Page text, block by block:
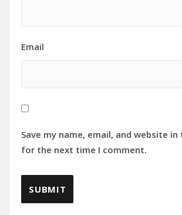
Email
Save my name, email, and website
for the next time I comment.